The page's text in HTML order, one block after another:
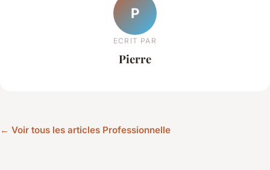
P
ECRIT PAR
Pierre
← Voir tous les articles Professionnelle